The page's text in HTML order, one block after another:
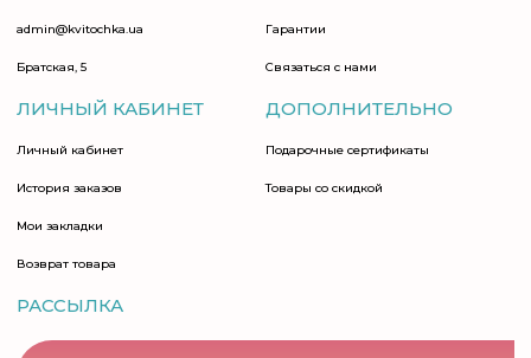
admin@kvitochka.ua
Братская, 5
Гарантии
Связаться с нами
ЛИЧНЫЙ КАБИНЕТ
Личный кабинет
История заказов
Мои закладки
Возврат товара
ДОПОЛНИТЕЛЬНО
Подарочные сертификаты
Товары со скидкой
РАССЫЛКА